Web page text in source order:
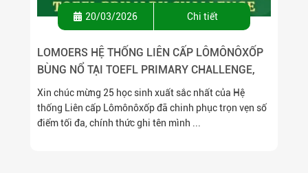
20/03/2026 Chi tiết
LOMOERS HỆ THỐNG LIÊN CẤP LÔMÔNÔXỐP
BÙNG NỔ TẠI TOEFL PRIMARY CHALLENGE,
SẴN SÀNG CHINH PHỤC CHUNG KẾT CẤP
THÀNH PHỐ
Xin chúc mừng 25 học sinh xuất sắc nhất của Hệ
thống Liên cấp Lômônôxốp đã chinh phục trọn vẹn số
điểm tối đa, chính thức ghi tên mình ...